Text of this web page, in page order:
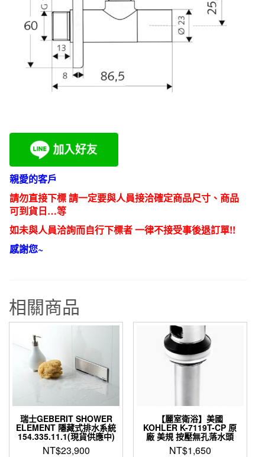
053760699
親愛的客戶
請勿直接下標 請一定要與人員接洽確定商品尺寸、商品
可到貨日…等
如未與人員洽詢而自行下標者 一律不接受事後退訂單!!
感謝您~
相關商品
瑞士GEBERIT SHOWER
ELEMENT 隱藏式排水系統
154.335.11.1(現貨供應中)
NT$23,900
【麗室衛浴】美國
KOHLER K-7119T-CP 原
廠 美規 按壓無孔落水頭
NT$1,650